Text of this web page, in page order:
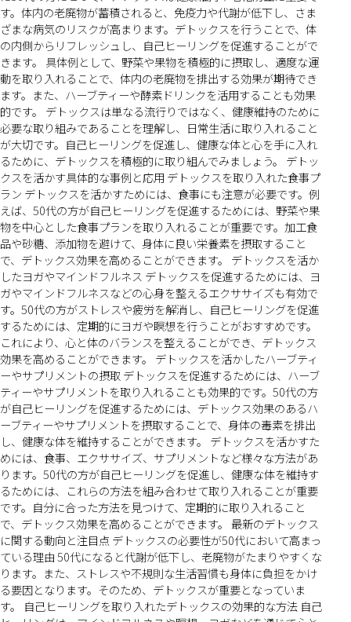
す。体内の老廃物が蓄積されると、免疫力や代謝が低下し、さま
ざまな病気のリスクが高まります。デトックスを行うことで、体
の内側からリフレッシュし、自己ヒーリングを促進することがで
きます。 具体例として、野菜や果物を積極的に摂取し、適度な運
動を取り入れることで、体内の老廃物を排出する効果が期待でき
ます。また、ハーブティーや酵素ドリンクを活用することも効果
的です。 デトックスは単なる流行りではなく、健康維持のために
必要な取り組みであることを理解し、日常生活に取り入れること
が大切です。自己ヒーリングを促進し、健康な体と心を手に入れ
るために、デトックスを積極的に取り組んでみましょう。 デトッ
クスを活かす具体的な事例と応用 デトックスを取り入れた食事プ
ラン デトックスを活かすためには、食事にも注意が必要です。例
えば、50代の方が自己ヒーリングを促進するためには、野菜や果
物を中心とした食事プランを取り入れることが重要です。加工食
品や砂糖、添加物を避けて、身体に良い栄養素を摂取すること
で、デトックス効果を高めることができます。 デトックスを活か
したヨガやマインドフルネス デトックスを促進するためには、ヨ
ガやマインドフルネスなどの心身を整えるエクササイズも有効で
す。50代の方がストレスや疲労を解消し、自己ヒーリングを促進
するためには、定期的にヨガや瞑想を行うことがおすすめです。
これにより、心と体のバランスを整えることができ、デトックス
効果を高めることができます。 デトックスを活かしたハーブティ
ーやサプリメントの摂取 デトックスを促進するためには、ハーブ
ティーやサプリメントを取り入れることも効果的です。50代の方
が自己ヒーリングを促進するためには、デトックス効果のあるハ
ーブティーやサプリメントを摂取することで、身体の毒素を排出
し、健康な体を維持することができます。 デトックスを活かすた
めには、食事、エクササイズ、サプリメントなど様々な方法があ
ります。50代の方が自己ヒーリングを促進し、健康な体を維持す
るためには、これらの方法を組み合わせて取り入れることが重要
です。自分に合った方法を見つけて、定期的に取り入れること
で、デトックス効果を高めることができます。 最新のデトックス
に関する動向と注目点 デトックスの必要性が50代において高まっ
ている理由 50代になると代謝が低下し、老廃物がたまりやすくな
ります。また、ストレスや不規則な生活習慣も身体に負担をかけ
る要因となります。そのため、デトックスが重要となっていま
す。 自己ヒーリングを取り入れたデトックスの効果的な方法 自己